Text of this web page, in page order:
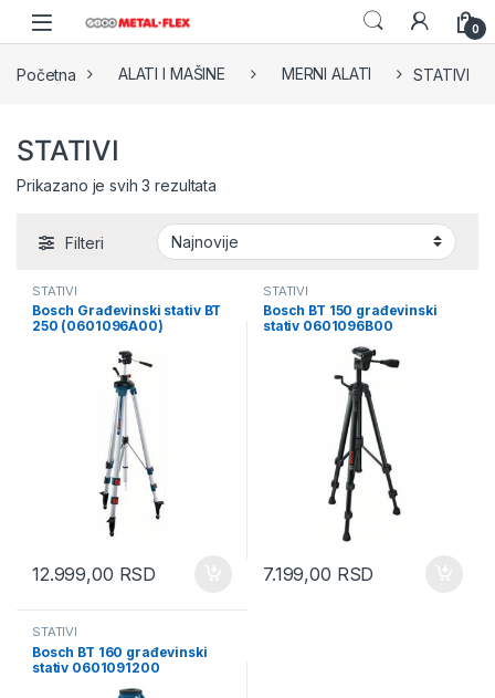
Skip to navigation
Skip to content
0
Početna ALATI I MAŠINE MERNI ALATI STATIVI
STATIVI
Prikazano je svih 3 rezultataSorted by latest
Filteri
STATIVI
Bosch Građevinski stativ BT
250 (0601096A00)
12.999,00 RSD
STATIVI
Bosch BT 150 građevinski
stativ 0601096B00
7.199,00 RSD
STATIVI
Bosch BT 160 građevinski
stativ 0601091200